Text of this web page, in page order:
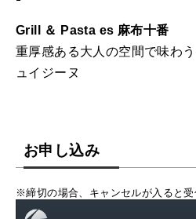
Grill ＆ Pasta es 麻布十番
重厚感ある大人の空間で味わ
ュイジーヌ
お申し込み
※締切の場合、キャンセルが入ると受